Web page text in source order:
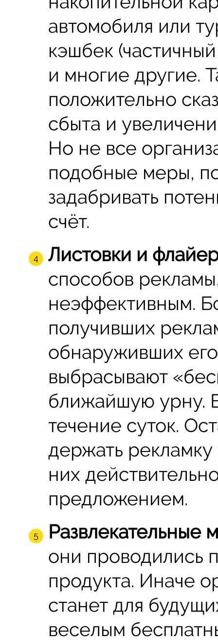
автомобиля или
кэшбек
и многие другие.
положительно
сбыта и
Но не все
подобные меры,
задабривать
счёт.
Листовки и
способов
неэффективным.
получивших
обнаруживших
выбрасывают
ближайшую урну.
течение суток.
держать
них
предложением.
Развлекательные
они проводились
продукта. Иначе
станет для
веселым